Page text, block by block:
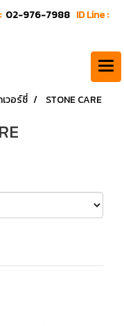
02-976-7988 ID Line :
วอร์ซี่ STONE CARE